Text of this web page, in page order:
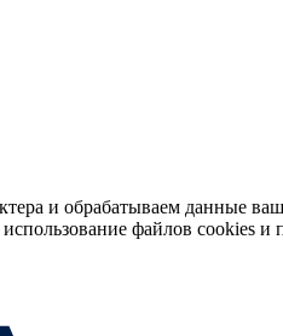
и обрабатываем данные
файлов cookies и